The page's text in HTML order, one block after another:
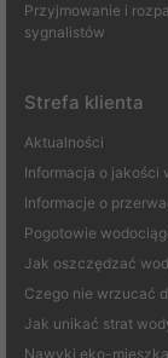
Przyjmowanie i
sygnalistów
Strefa klienta
Aktualności
Informacja o jakości
Informacje o
Pogotowie
Jak oszczędzać
Czego nie wrzucać
Jak unikać strat
Nawyki eko-